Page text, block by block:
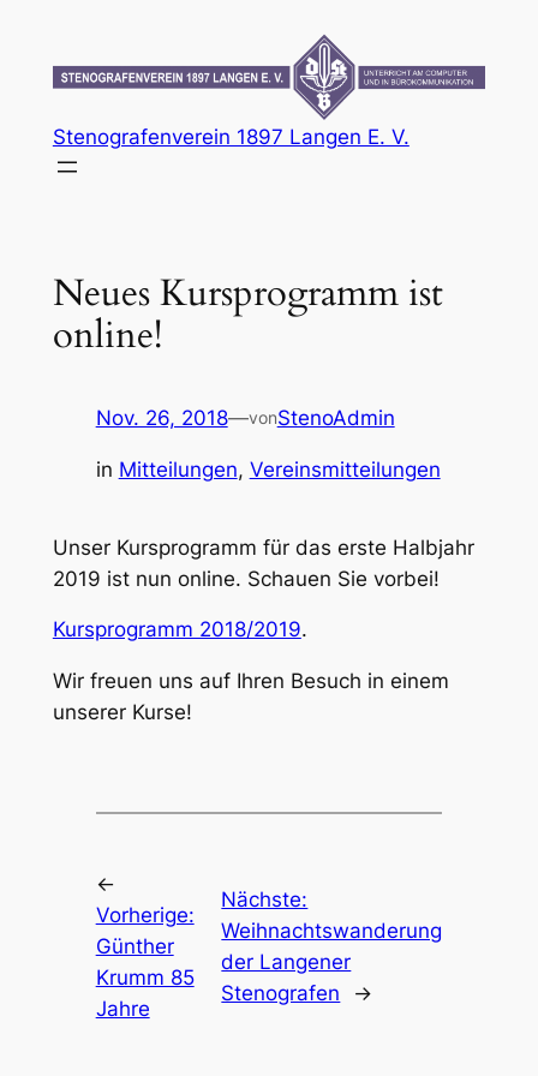
springen
Stenografenverein 1897 Langen E. V.
Neues Kursprogramm ist
online!
Nov. 26, 2018—vonStenoAdmin
in Mitteilungen, Vereinsmitteilungen
Unser Kursprogramm für das erste Halbjahr
2019 ist nun online. Schauen Sie vorbei!
Kursprogramm 2018/2019.
Wir freuen uns auf Ihren Besuch in einem
unserer Kurse!
←
Vorherige:
Günther
Krumm 85
Jahre
Nächste:
Weihnachtswanderung
der Langener
Stenografen
→